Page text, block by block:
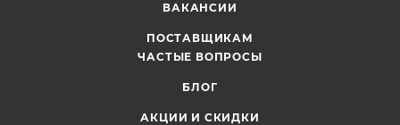
ВАКАНСИИ
ПОСТАВЩИКАМ
ЧАСТЫЕ ВОПРОСЫ
БЛОГ
АКЦИИ И СКИДКИ